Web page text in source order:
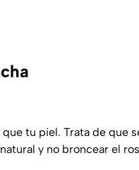
tu piel. Trata de que
y no broncear el